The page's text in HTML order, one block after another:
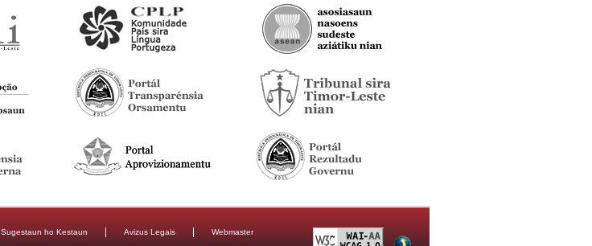
Sugestaun ho Kestaun Avizus Legais Webmaster